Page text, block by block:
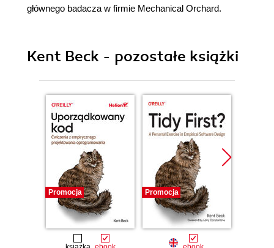
głównego badacza w firmie Mechanical Orchard.
Kent Beck - pozostałe książki
Promocja Promocja